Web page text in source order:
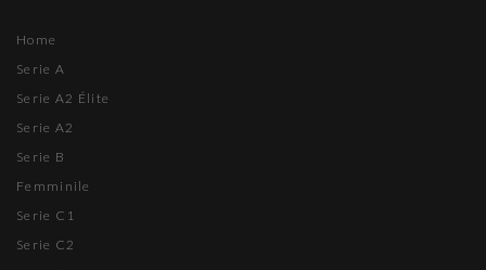
Home
Serie A
Serie A2 Élite
Serie A2
Serie B
Femminile
Serie C1
Serie C2